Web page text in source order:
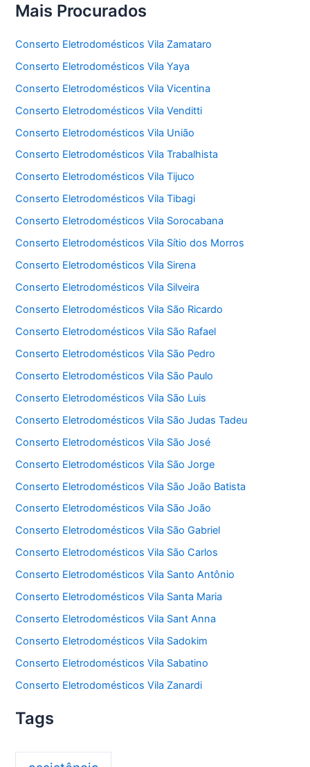
Mais Procurados
Conserto Eletrodomésticos Vila Zamataro
Conserto Eletrodomésticos Vila Yaya
Conserto Eletrodomésticos Vila Vicentina
Conserto Eletrodomésticos Vila Venditti
Conserto Eletrodomésticos Vila União
Conserto Eletrodomésticos Vila Trabalhista
Conserto Eletrodomésticos Vila Tijuco
Conserto Eletrodomésticos Vila Tibagi
Conserto Eletrodomésticos Vila Sorocabana
Conserto Eletrodomésticos Vila Sítio dos Morros
Conserto Eletrodomésticos Vila Sirena
Conserto Eletrodomésticos Vila Silveira
Conserto Eletrodomésticos Vila São Ricardo
Conserto Eletrodomésticos Vila São Rafael
Conserto Eletrodomésticos Vila São Pedro
Conserto Eletrodomésticos Vila São Paulo
Conserto Eletrodomésticos Vila São Luis
Conserto Eletrodomésticos Vila São Judas Tadeu
Conserto Eletrodomésticos Vila São José
Conserto Eletrodomésticos Vila São Jorge
Conserto Eletrodomésticos Vila São João Batista
Conserto Eletrodomésticos Vila São João
Conserto Eletrodomésticos Vila São Gabriel
Conserto Eletrodomésticos Vila São Carlos
Conserto Eletrodomésticos Vila Santo Antônio
Conserto Eletrodomésticos Vila Santa Maria
Conserto Eletrodomésticos Vila Sant Anna
Conserto Eletrodomésticos Vila Sadokim
Conserto Eletrodomésticos Vila Sabatino
Conserto Eletrodomésticos Vila Zanardi
Tags